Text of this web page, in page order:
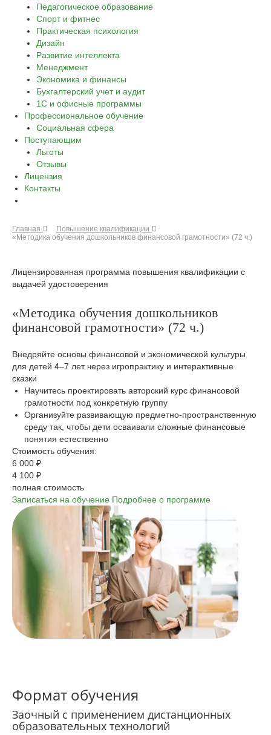
Педагогическое образование
Спорт и фитнес
Практическая психология
Дизайн
Развитие интеллекта
Менеджмент
Экономика и финансы
Бухгалтерский учет и аудит
1С и офисные программы
Профессиональное обучение
Социальная сфера
Поступающим
Льготы
Отзывы
Лицензия
Контакты
Главная
Повышение квалификации
«Методика обучения дошкольников финансовой грамотности» (72 ч.)
Лицензированная программа повышения квалификации с
выдачей удостоверения
«Методика обучения дошкольников
финансовой грамотности» (72 ч.)
Внедряйте основы финансовой и экономической культуры
для детей 4–7 лет через игропрактику и интерактивные
сказки
Научитесь проектировать авторский курс финансовой
грамотности под конкретную группу
Организуйте развивающую предметно-пространственную
среду так, чтобы дети осваивали сложные финансовые
понятия естественно
Стоимость обучения:
6 000 ₽
4 100 ₽
полная стоимость
Записаться на обучение Подробнее о программе
Формат обучения
Заочный с применением дистанционных
образовательных технологий